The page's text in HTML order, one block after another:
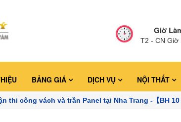
Giờ
T2 - CN Giờ
BẢNG GIÁ DỊCH VỤ NỘI THẤT
thi công vách và trần Panel tại Nha Trang -【BH 10